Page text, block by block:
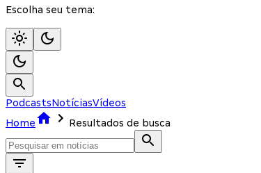
Escolha seu tema:
PodcastsNotíciasVídeos
Home
Resultados de busca